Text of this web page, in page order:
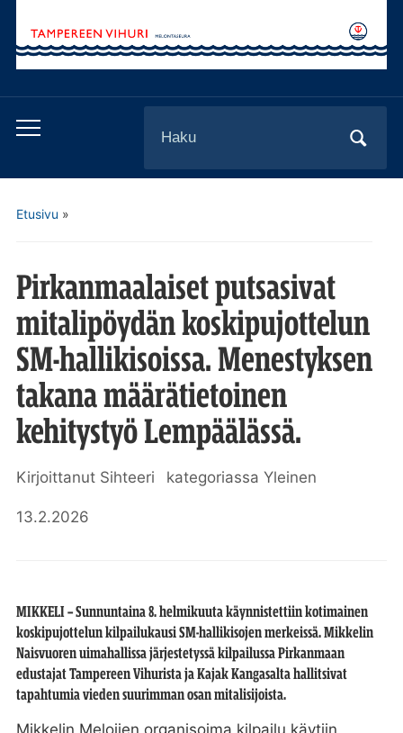
Toggle
for:
Etusivu »
Pirkanmaalaiset putsasivat
mitalipöydän koskipujottelun
SM-hallikisoissa. Menestyksen
takana määrätietoinen
kehitystyö Lempäälässä.
Kirjoittanut Sihteeri kategoriassa Yleinen
13.2.2026
MIKKELI – Sunnuntaina 8. helmikuuta käynnistettiin kotimainen
koskipujottelun kilpailukausi SM-hallikisojen merkeissä. Mikkelin
Naisvuoren uimahallissa järjestetyssä kilpailussa Pirkanmaan
edustajat Tampereen Vihurista ja Kajak Kangasalta hallitsivat
tapahtumia vieden suurimman osan mitalisijoista.